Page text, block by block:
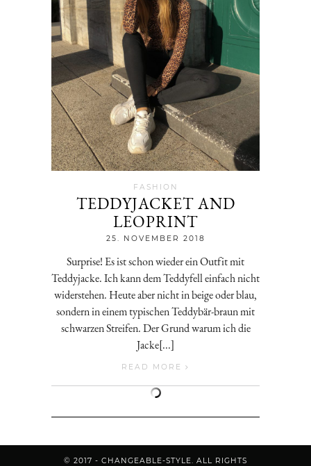
FASHION
TEDDYJACKET AND
LEOPRINT
25. NOVEMBER 2018
Surprise! Es ist schon wieder ein Outfit mit
Teddyjacke. Ich kann dem Teddyfell einfach nicht
widerstehen. Heute aber nicht in beige oder blau,
sondern in einem typischen Teddybär-braun mit
schwarzen Streifen. Der Grund warum ich die
Jacke[...]
READ MORE
© 2017 - CHANGEABLE-STYLE. ALL RIGHTS